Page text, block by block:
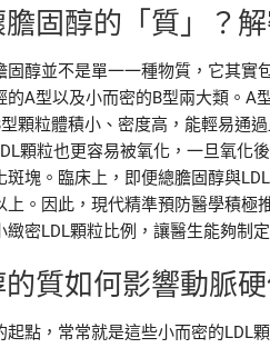
固醇的「質」？
固醇並不是單一一種物質，它其實
的A型以及小而密的B型兩大類。A
顆粒體積小、密度高，能輕易通
顆粒也更容易被氧化，一旦氧化
斑塊。臨床上，即便總膽固醇與
上。因此，現代精準預防醫學積極
緻密LDL顆粒比例，讓醫生能夠制
質如何影響動脈
起點，常常就是這些小而密的LDL